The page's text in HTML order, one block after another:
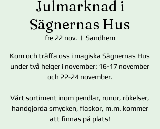
Julmarknad i
Sägnernas Hus
fre 22 nov.
  |
Sandhem
Kom och träffa oss i magiska Sägnernas Hus
under två helger i november: 16-17 november
och 22-24 november.
Vårt sortiment inom pendlar, runor, rökelser,
handgjorda smycken, flaskor, m.m. kommer
att finnas på plats!